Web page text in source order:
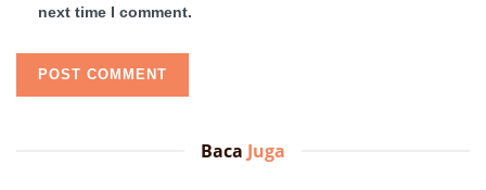
next time I comment.
Baca Juga